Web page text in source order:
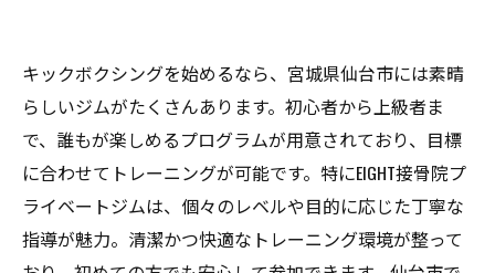
キックボクシングを始めるなら、宮城県仙台市には素晴
らしいジムがたくさんあります。初心者から上級者ま
で、誰もが楽しめるプログラムが用意されており、目標
に合わせてトレーニングが可能です。特にEIGHT接骨院プ
ライベートジムは、個々のレベルや目的に応じた丁寧な
指導が魅力。清潔かつ快適なトレーニング環境が整って